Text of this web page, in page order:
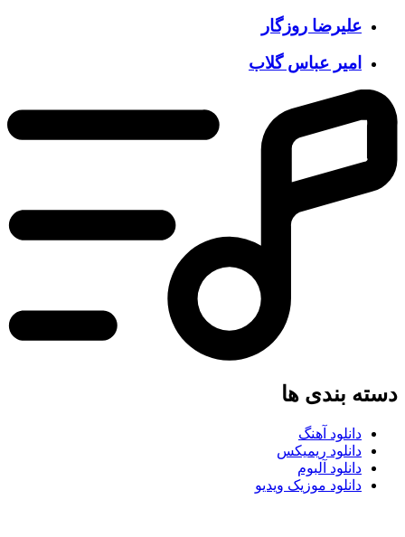
علیرضا روزگار
امیر عباس گلاب
دسته بندی ها
دانلود آهنگ
دانلود ریمیکس
دانلود آلبوم
دانلود موزیک ویدیو